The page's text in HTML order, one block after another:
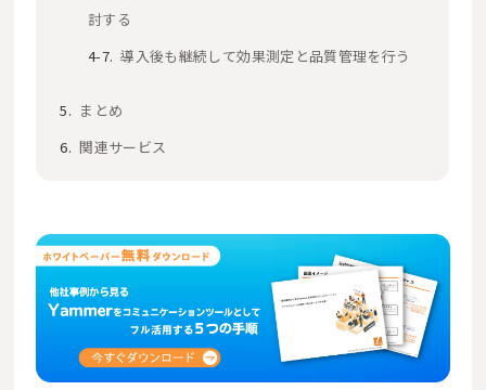
討する
導入後も継続して効果測定と品質管理を行う
まとめ
関連サービス